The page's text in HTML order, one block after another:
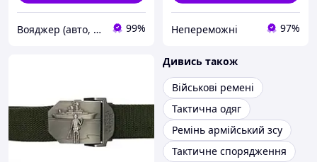
Вояджер (авто, туризм, спорт) 99% Непереможні 97%
Дивись також
Військові ремені
Тактична одяг
Ремінь армійський зсу
Тактичне спорядження